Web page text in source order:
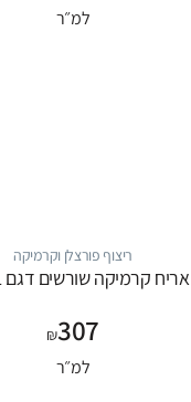
למ״ר
ריצוף פורצלן וקרמיקה
אריח קרמיקה שורשים דגם 1 – R9
₪307
למ״ר